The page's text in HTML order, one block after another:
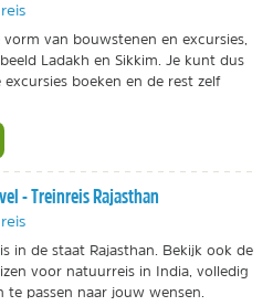
vorm van bouwstenen en excursies,
Ladakh en Sikkim. Je kunt dus
excursies boeken en de rest zelf
- Treinreis Rajasthan
in de staat Rajasthan. Bekijk ook de
voor natuurreis in India, volledig
te passen naar jouw wensen.